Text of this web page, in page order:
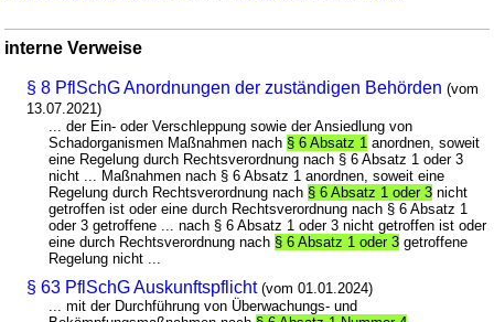
interne Verweise
§ 8 PflSchG Anordnungen der zuständigen Behörden (vom
13.07.2021)
... der Ein- oder Verschleppung sowie der Ansiedlung von
Schadorganismen Maßnahmen nach § 6 Absatz 1 anordnen, soweit
eine Regelung durch Rechtsverordnung nach § 6 Absatz 1 oder 3
nicht ... Maßnahmen nach § 6 Absatz 1 anordnen, soweit eine
Regelung durch Rechtsverordnung nach § 6 Absatz 1 oder 3 nicht
getroffen ist oder eine durch Rechtsverordnung nach § 6 Absatz 1
oder 3 getroffene ... nach § 6 Absatz 1 oder 3 nicht getroffen ist oder
eine durch Rechtsverordnung nach § 6 Absatz 1 oder 3 getroffene
Regelung nicht ...
§ 63 PflSchG Auskunftspflicht (vom 01.01.2024)
... mit der Durchführung von Überwachungs- und